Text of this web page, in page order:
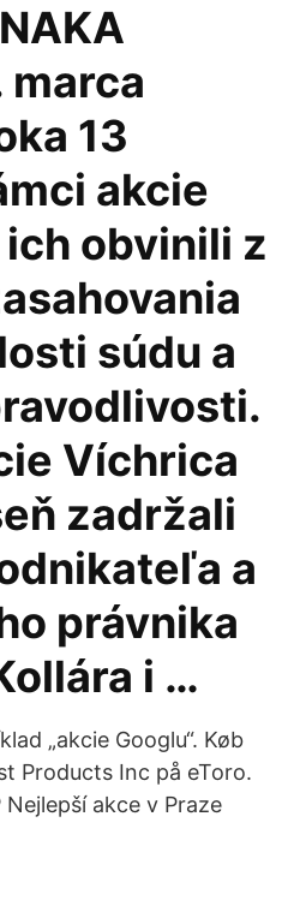
marca
13
akcie
obvinili z
súdu a
Víchrica
zadržali
a
právnika
i …
„akcie Googlu“. Køb
Products Inc på eToro.
akce v Praze